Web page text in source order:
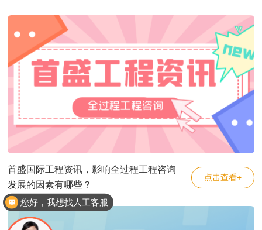
首盛国际工程资讯，影响全过程工程咨询
发展的因素有哪些？
点击查看+
您好，我想找人工客服